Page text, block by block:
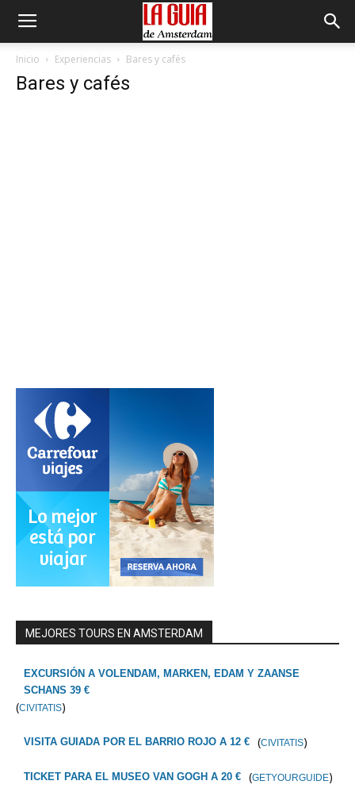
Inicio Experiencias Bares y cafés
Bares y cafés
MEJORES TOURS EN AMSTERDAM
EXCURSIÓN A VOLENDAM, MARKEN, EDAM Y ZAANSE
SCHANS 39 €
(CIVITATIS)
VISITA GUIADA POR EL BARRIO ROJO A 12 € (CIVITATIS)
TICKET PARA EL MUSEO VAN GOGH A 20 € (GETYOURGUIDE)